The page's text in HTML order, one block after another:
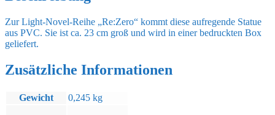
Zur Light-Novel-Reihe „Re:Zero“ kommt diese aufregende Statue
aus PVC. Sie ist ca. 23 cm groß und wird in einer bedruckten Box
geliefert.
Zusätzliche Informationen
Gewicht 0,245 kg